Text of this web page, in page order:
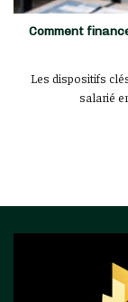
Comment
Les dispositifs
salarié